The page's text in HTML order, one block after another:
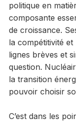
politique en
composante
de croissance.
la compétitivité et
lignes brèves et
question.
la transition
pouvoir choisir
C’est dans les